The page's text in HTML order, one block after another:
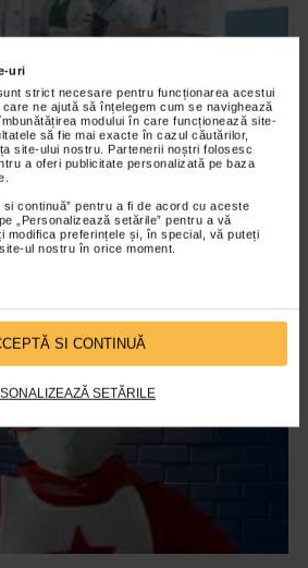
uri
strict necesare pentru funcționarea acestui
ne ajută să înțelegem cum se navighează
modului în care funcționează site-
să fie mai exacte în cazul căutărilor,
site-ului nostru. Partenerii noștri folosesc
a oferi publicitate personalizată pe baza
continuă” pentru a fi de acord cu aceste
„Personalizează setările” pentru a vă
modifica preferințele și, în special, vă puteți
ul nostru în orice moment.
SI CONTINUĂ
SETĂRILE
– Sedentarismul, boala